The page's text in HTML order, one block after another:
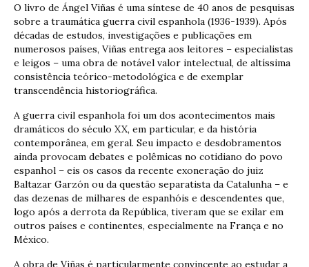
O livro de Ángel Viñas é uma síntese de 40 anos de pesquisas
sobre a traumática guerra civil espanhola (1936-1939). Após
décadas de estudos, investigações e publicações em
numerosos países, Viñas entrega aos leitores – especialistas
e leigos – uma obra de notável valor intelectual, de altíssima
consistência teórico-metodológica e de exemplar
transcendência historiográfica.
A guerra civil espanhola foi um dos acontecimentos mais
dramáticos do século XX, em particular, e da história
contemporânea, em geral. Seu impacto e desdobramentos
ainda provocam debates e polêmicas no cotidiano do povo
espanhol – eis os casos da recente exoneração do juiz
Baltazar Garzón ou da questão separatista da Catalunha – e
das dezenas de milhares de espanhóis e descendentes que,
logo após a derrota da República, tiveram que se exilar em
outros países e continentes, especialmente na França e no
México.
A obra de Viñas é particularmente convincente ao estudar a